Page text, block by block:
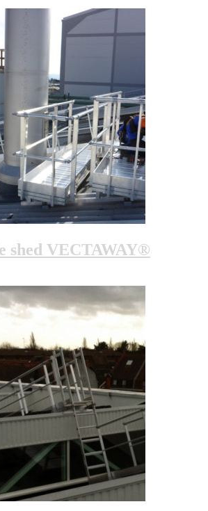
shed VECTAWAY®